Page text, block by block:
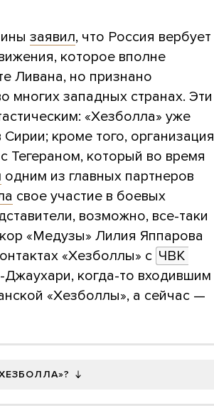
заявил, что Россия вербует
которое вполне
Ливана, но признано
многих западных странах. Эти
«Хезболла» уже
кроме того, организация
Тегераном, который во время
одним из главных партнеров
свое участие в боевых
возможно, все-таки
«Медузы» Лилия Яппарова
«Хезболлы» с ЧВК
когда-то входившим
«Хезболлы», а сейчас —